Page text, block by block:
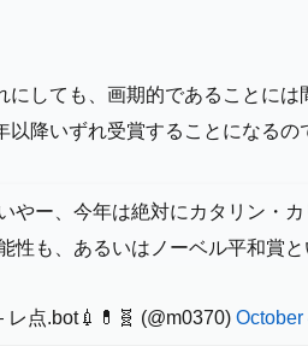
にしても、画期的であることに
以降いずれ受賞することになるの
やー、今年は絶対にカタリン・
性も、あるいはノーベル平和賞
点.bot💉💊🧬 (@m0370) October